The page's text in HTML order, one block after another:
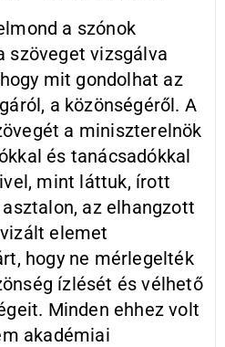
a szónok
szöveget vizsgálva
mit gondolhat az
a közönségéről. A
a miniszterelnök
és tanácsadókkal
mint láttuk, írott
az elhangzott
elemet
hogy ne mérlegelték
ízlését és vélhető
Minden ehhez volt
akadémiai